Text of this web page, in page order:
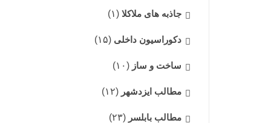
جاذبه های ملاکلا (۱)
دکوراسیون داخلی (۱۵)
ساخت و ساز (۱۰)
مطالب ایزدشهر (۱۲)
مطالب بابلسر (۲۳)